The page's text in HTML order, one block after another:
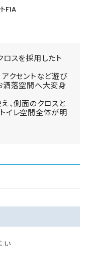
F1A
ロスを採用したト
クセントなど遊び
洒落空間へ大変身
、側面のクロスと
イレ空間全体が明
い